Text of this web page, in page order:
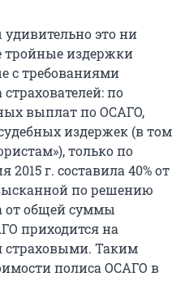
это ни
тройные издержки
с требованиями
по
выплат по ОСАГО,
издержек (в том
только по
2015 г. составила 40% от
по решению
от общей суммы
приходится на
страховыми. Таким
полиса ОСАГО в